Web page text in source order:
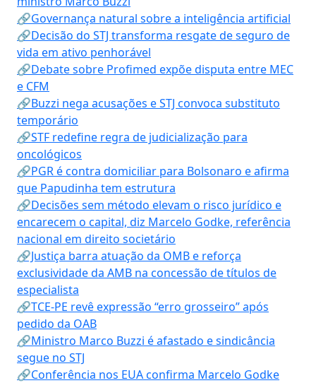
🔗Governança natural sobre a inteligência artificial
🔗Decisão do STJ transforma resgate de seguro de
vida em ativo penhorável
🔗Debate sobre Profimed expõe disputa entre MEC
e CFM
🔗Buzzi nega acusações e STJ convoca substituto
temporário
🔗STF redefine regra de judicialização para
oncológicos
🔗PGR é contra domiciliar para Bolsonaro e afirma
que Papudinha tem estrutura
🔗Decisões sem método elevam o risco jurídico e
encarecem o capital, diz Marcelo Godke, referência
nacional em direito societário
🔗Justiça barra atuação da OMB e reforça
exclusividade da AMB na concessão de títulos de
especialista
🔗TCE-PE revê expressão “erro grosseiro” após
pedido da OAB
🔗Ministro Marco Buzzi é afastado e sindicância
segue no STJ
🔗Conferência nos EUA confirma Marcelo Godke